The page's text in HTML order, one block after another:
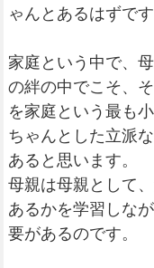
ゃんとあるはずです
家庭という中で、
の絆の中でこそ、
を家庭という最も
ちゃんとした立派
あると思います。
母親は母親として
あるかを学習しな
要があるのです。